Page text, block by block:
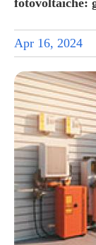
fotovoltaiche:
Apr 16, 2024